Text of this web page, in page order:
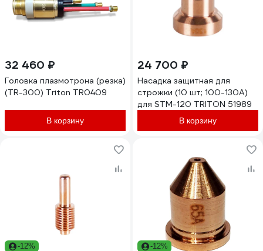
32 460 ₽
Головка плазмотрона (резка)
(TR-300) Triton TR0409
В корзину
24 700 ₽
Насадка защитная для
строжки (10 шт; 100-130А)
для STM-120 TRITON 51989
В корзину
-12% -12%